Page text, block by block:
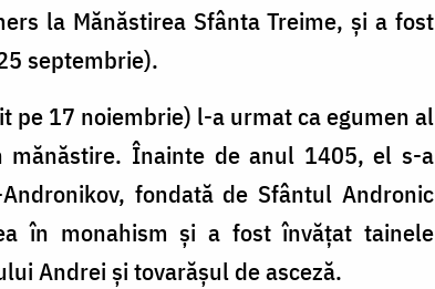
la Mănăstirea Sfânta Treime, și a fost
septembrie).
pe 17 noiembrie) l-a urmat ca egumen al
mănăstire. Înainte de anul 1405, el s-a
fondată de Sfântul Andronic
în monahism și a fost învățat tainele
Andrei și tovarășul de asceză.